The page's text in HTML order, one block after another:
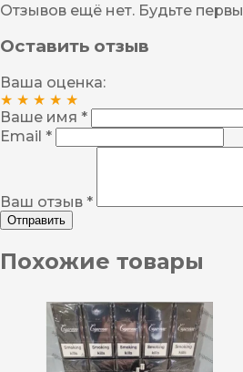
Отзывов ещё нет. Будьте
Оставить отзыв
Ваша оценка:
★ ★ ★ ★ ★
Ваше имя *
Email *
Ваш отзыв *
Отправить
Похожие товары